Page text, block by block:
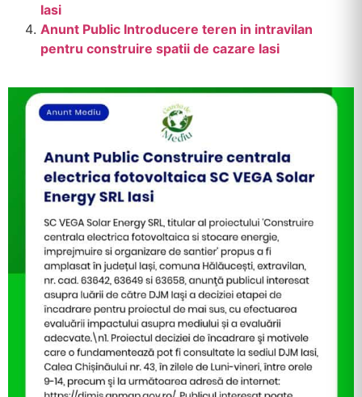
Iasi
Anunt Public Introducere teren in intravilan
pentru construire spatii de cazare Iasi